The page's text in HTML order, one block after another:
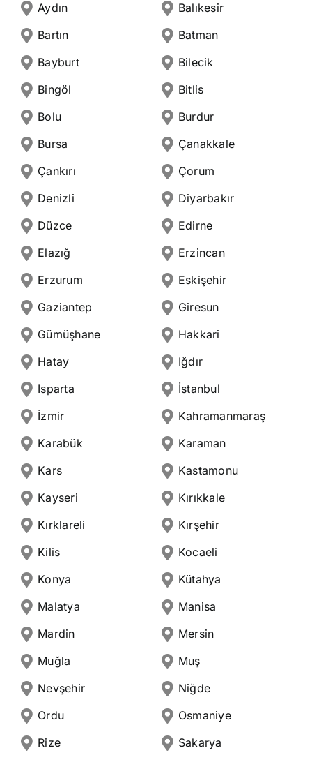
Aydın
Balıkesir
Bartın
Batman
Bayburt
Bilecik
Bingöl
Bitlis
Bolu
Burdur
Bursa
Çanakkale
Çankırı
Çorum
Denizli
Diyarbakır
Düzce
Edirne
Elazığ
Erzincan
Erzurum
Eskişehir
Gaziantep
Giresun
Gümüşhane
Hakkari
Hatay
Iğdır
Isparta
İstanbul
İzmir
Kahramanmaraş
Karabük
Karaman
Kars
Kastamonu
Kayseri
Kırıkkale
Kırklareli
Kırşehir
Kilis
Kocaeli
Konya
Kütahya
Malatya
Manisa
Mardin
Mersin
Muğla
Muş
Nevşehir
Niğde
Ordu
Osmaniye
Rize
Sakarya